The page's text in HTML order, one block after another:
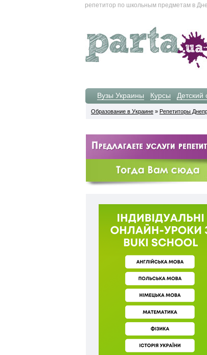
репетитор по школьным предметам в
Вузы Украины Курсы Детский
Образование в Украине » Репетиторы